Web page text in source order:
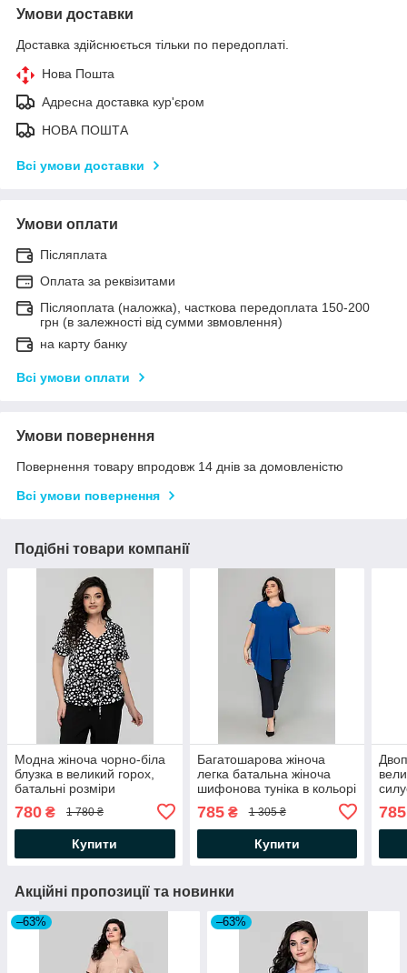
Умови доставки
Доставка здійснюється тільки по передоплаті.
Нова Пошта
Адресна доставка кур'єром
НОВА ПОШТА
Всі умови доставки
Умови оплати
Післяплата
Оплата за реквізитами
Післяоплата (наложка), часткова передоплата 150-200
грн (в залежності від сумми звмовлення)
на карту банку
Всі умови оплати
Умови повернення
Повернення товару впродовж 14 днів за домовленістю
Всі умови повернення
Подібні товари компанії
Модна жіноча чорно-біла
блузка в великий горох,
батальні розміри
780 ₴ 1 780 ₴
Купити
Багатошарова жіноча
легка батальна жіноча
шифонова туніка в кольорі
785₴ 1 305 ₴
Купити
785
Акційні пропозиції та новинки
–63% –63%